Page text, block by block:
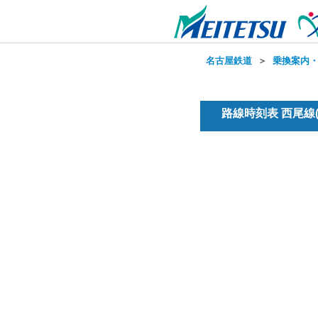
名古屋鉄道 ＞ 乗換案内
路線時刻表 西尾